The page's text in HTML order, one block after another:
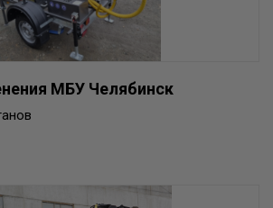
МБУ Челябинск